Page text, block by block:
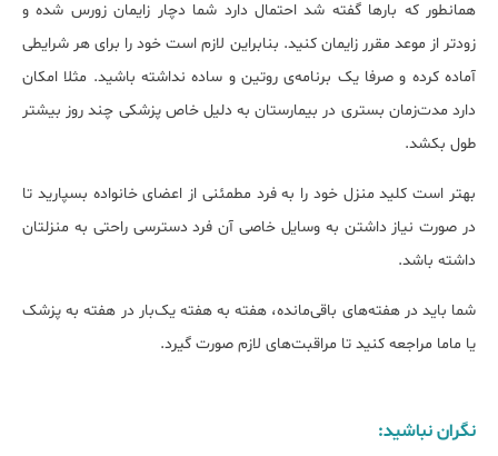
همانطور که بارها گفته شد احتمال دارد شما دچار زایمان زورس شده و
زودتر از موعد مقرر زایمان کنید. بنابراین لازم است خود را برای هر شرایطی
آماده کرده و صرفا یک برنامه‌ی روتین و ساده نداشته باشید. مثلا امکان
دارد مدت‌زمان بستری در بیمارستان به دلیل خاص پزشکی چند روز بیشتر
طول بکشد.
بهتر است کلید منزل خود را به فرد مطمئنی از اعضای خانواده بسپارید تا
در صورت نیاز داشتن به وسایل خاصی آن فرد دسترسی راحتی به منزلتان
داشته باشد.
شما باید در هفته‌های باقی‌مانده، هفته به هفته یک‌بار در هفته به پزشک
یا ماما مراجعه کنید تا مراقبت‌های لازم صورت گیرد.
نگران نباشید: